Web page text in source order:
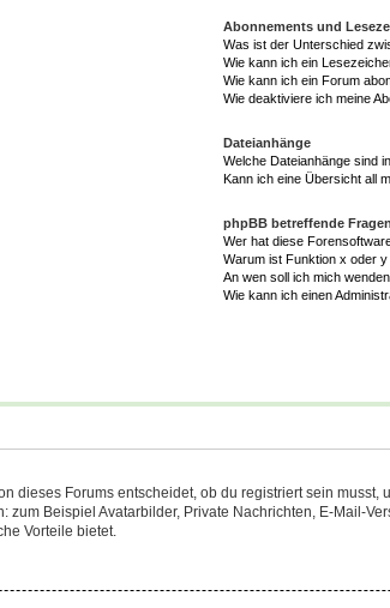
Abonnements und
Was ist der Unterschied
Wie kann ich ein
Wie kann ich ein Forum
Wie deaktiviere ich meine
Dateianhänge
Welche Dateianhänge sind
Kann ich eine Übersicht all
phpBB betreffende Fragen
Wer hat diese
Warum ist Funktion x oder
An wen soll ich mich
Wie kann ich einen
dieses Forums entscheidet, ob du registriert sein
Beispiel Avatarbilder, Private Nachrichten, E-Mail-
Vorteile bietet.